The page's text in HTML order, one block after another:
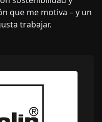
que me motiva – y un
trabajar.